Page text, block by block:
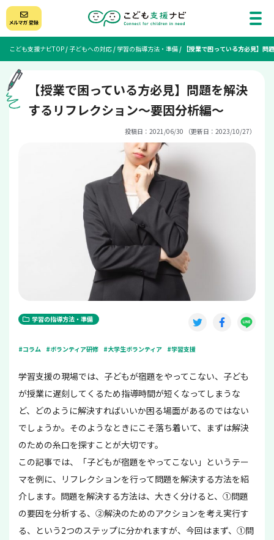
こども支援ナビTOP/子どもへの対応/ 学習の指導方法・準備/ 【授業で困っている方必見】問
【授業で困っている方必見】問題を解決
するリフレクション～要因分析編～
投稿日：2021/06/30 （更新日：2023/10/27）
学習の指導方法・準備
#コラム #ボランティア研修 #大学生ボランティア #学習支援
学習支援の現場では、子どもが宿題をやってこない、子ども
が授業に遅刻してくるため指導時間が短くなってしまうな
ど、どのように解決すればいいか困る場面があるのではない
でしょうか。そのようなときにこそ落ち着いて、まずは解決
のための糸口を探すことが大切です。
この記事では、「子どもが宿題をやってこない」というテー
マを例に、リフレクションを行って問題を解決する方法を紹
介します。問題を解決する方法は、大きく分けると、①問題
の要因を分析する、②解決のためのアクションを考え実行す
る、という2つのステップに分かれますが、今回はまず、①問